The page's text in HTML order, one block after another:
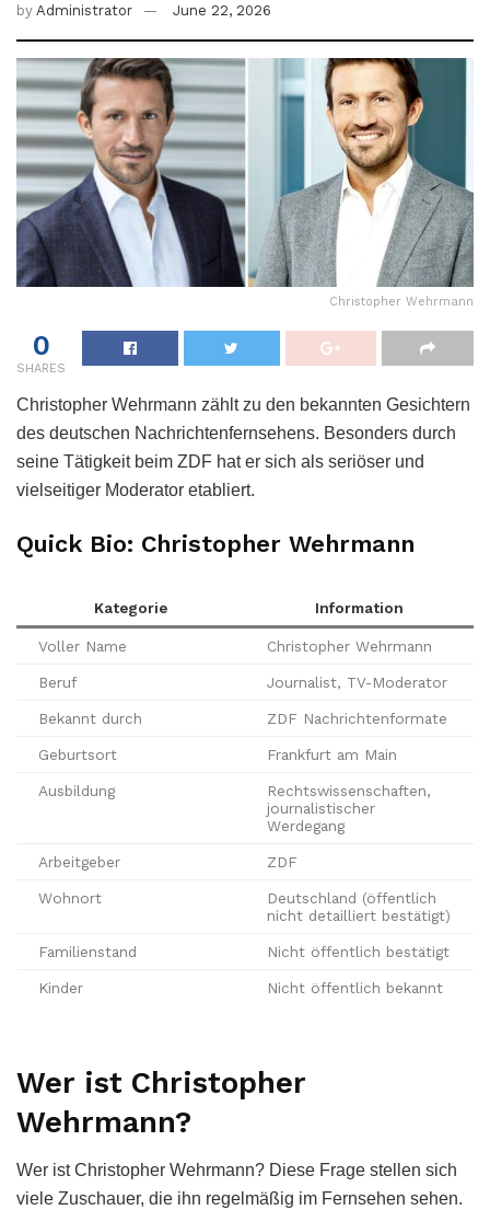
by Administrator June 22, 2026
Christopher Wehrmann
0
SHARES
Christopher Wehrmann zählt zu den bekannten Gesichtern
des deutschen Nachrichtenfernsehens. Besonders durch
seine Tätigkeit beim ZDF hat er sich als seriöser und
vielseitiger Moderator etabliert.
Quick Bio: Christopher Wehrmann
Kategorie Information
Voller Name Christopher Wehrmann
Beruf Journalist, TV-Moderator
Bekannt durch ZDF Nachrichtenformate
Geburtsort Frankfurt am Main
Ausbildung
Rechtswissenschaften,
journalistischer
Werdegang
Arbeitgeber ZDF
Wohnort
Deutschland (öffentlich
nicht detailliert bestätigt)
Familienstand Nicht öffentlich bestätigt
Kinder Nicht öffentlich bekannt
Wer ist Christopher
Wehrmann?
Wer ist Christopher Wehrmann? Diese Frage stellen sich
viele Zuschauer, die ihn regelmäßig im Fernsehen sehen.